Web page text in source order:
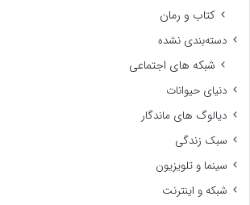
کتاب و رمان
دسته‌بندی نشده
شبکه های اجتماعی
دنیای حیوانات
دیالوگ های ماندگار
سبک زندگی
سینما و تلویزیون
شبکه و اینترنت